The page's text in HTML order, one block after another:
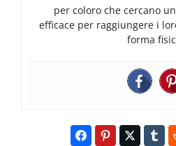
per coloro che cercano
efficace per raggiungere i
forma